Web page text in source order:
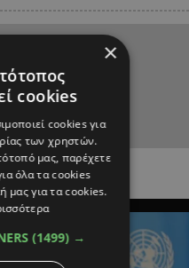
×
cookies
cookies για
των χρηστών.
μας, παρέχετε
όλα τα cookies
μας για τα cookies.
(1499) →